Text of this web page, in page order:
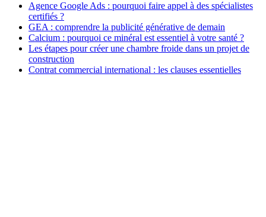
Agence Google Ads : pourquoi faire appel à des spécialistes
certifiés ?
GEA : comprendre la publicité générative de demain
Calcium : pourquoi ce minéral est essentiel à votre santé ?
Les étapes pour créer une chambre froide dans un projet de
construction
Contrat commercial international : les clauses essentielles